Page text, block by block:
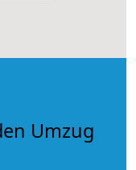
Umzug